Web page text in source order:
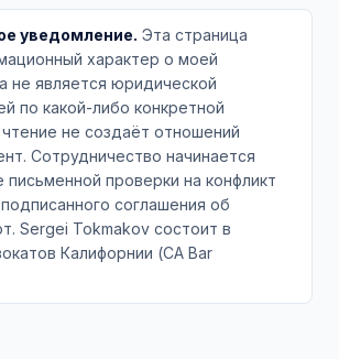
уведомление. Эта страница
характер о моей
не является юридической
по какой-либо конкретной
не создаёт отношений
Сотрудничество начинается
письменной проверки на конфликт
соглашения об
Sergei Tokmakov состоит в
Калифорнии (CA Bar